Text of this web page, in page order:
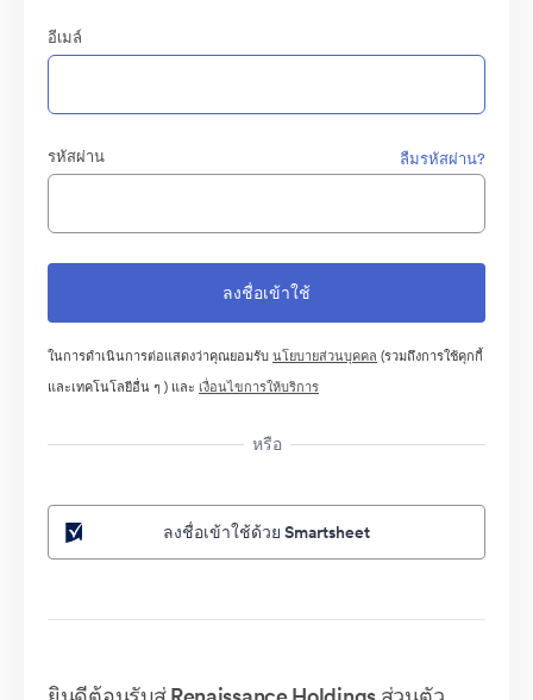
อีเมล์
รหัสผ่าน ลืมรหัสผ่าน?
ในการดำเนินการต่อแสดงว่าคุณยอมรับนโยบายส่วนบุคคล (รวมถึงการใช้คุกกี้
และเทคโนโลยีอื่น ๆ ) และ เงื่อนไขการให้บริการ
หรือ
ลงชื่อเข้าใช้ด้วย Smartsheet